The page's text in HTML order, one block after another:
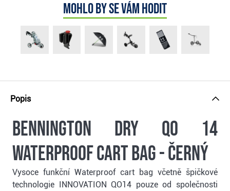
Mohlo by se vám hodit
Popis
Bennington Dry QO 14
Waterproof cart bag - černý
Vysoce funkční Waterproof cart bag včetně špičkové
technologie INNOVATION QO14 pouze od společnosti